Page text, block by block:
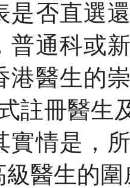
是否直選
普通科或
港醫生的
註冊醫生
實情是，
醫生的